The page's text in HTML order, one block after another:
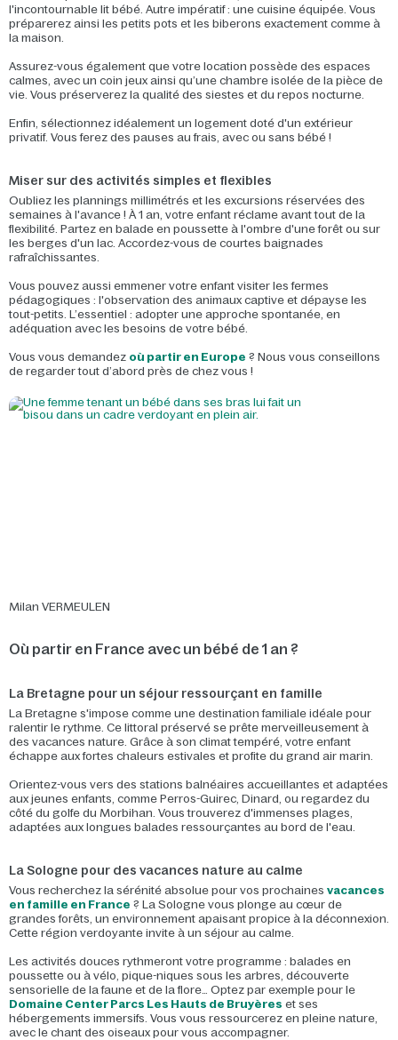
l'incontournable lit bébé. Autre impératif : une cuisine équipée. Vous
préparerez ainsi les petits pots et les biberons exactement comme à
la maison.
Assurez-vous également que votre location possède des espaces
calmes, avec un coin jeux ainsi qu’une chambre isolée de la pièce de
vie. Vous préserverez la qualité des siestes et du repos nocturne.
Enfin, sélectionnez idéalement un logement doté d'un extérieur
privatif. Vous ferez des pauses au frais, avec ou sans bébé !
Miser sur des activités simples et flexibles
Oubliez les plannings millimétrés et les excursions réservées des
semaines à l'avance ! À 1 an, votre enfant réclame avant tout de la
flexibilité. Partez en balade en poussette à l'ombre d'une forêt ou sur
les berges d'un lac. Accordez-vous de courtes baignades
rafraîchissantes.
Vous pouvez aussi emmener votre enfant visiter les fermes
pédagogiques : l'observation des animaux captive et dépayse les
tout-petits. L’essentiel : adopter une approche spontanée, en
adéquation avec les besoins de votre bébé.
Vous vous demandez où partir en Europe ? Nous vous conseillons
de regarder tout d’abord près de chez vous !
Milan VERMEULEN
Où partir en France avec un bébé de 1 an ?
La Bretagne pour un séjour ressourçant en famille
La Bretagne s'impose comme une destination familiale idéale pour
ralentir le rythme. Ce littoral préservé se prête merveilleusement à
des vacances nature. Grâce à son climat tempéré, votre enfant
échappe aux fortes chaleurs estivales et profite du grand air marin.
Orientez-vous vers des stations balnéaires accueillantes et adaptées
aux jeunes enfants, comme Perros-Guirec, Dinard, ou regardez du
côté du golfe du Morbihan. Vous trouverez d'immenses plages,
adaptées aux longues balades ressourçantes au bord de l'eau.
La Sologne pour des vacances nature au calme
Vous recherchez la sérénité absolue pour vos prochaines vacances
en famille en France ? La Sologne vous plonge au cœur de
grandes forêts, un environnement apaisant propice à la déconnexion.
Cette région verdoyante invite à un séjour au calme.
Les activités douces rythmeront votre programme : balades en
poussette ou à vélo, pique-niques sous les arbres, découverte
sensorielle de la faune et de la flore… Optez par exemple pour le
Domaine Center Parcs Les Hauts de Bruyères et ses
hébergements immersifs. Vous vous ressourcerez en pleine nature,
avec le chant des oiseaux pour vous accompagner.